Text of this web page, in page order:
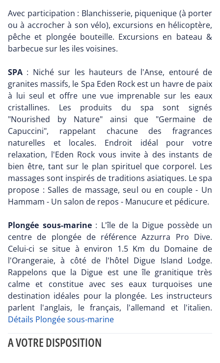
Avec participation : Blanchisserie, piquenique (à porter
ou à accrocher à son vélo), excursions en hélicoptère,
pêche et plongée bouteille. Excursions en bateau &
barbecue sur les iles voisines.
SPA : Niché sur les hauteurs de l'Anse, entouré de
granites massifs, le Spa Eden Rock est un havre de paix
à lui seul et offre une vue imprenable sur les eaux
cristallines. Les produits du spa sont signés
"Nourished by Nature" ainsi que "Germaine de
Capuccini", rappelant chacune des fragrances
naturelles et locales. Endroit idéal pour votre
relaxation, l'Eden Rock vous invite à des instants de
bien être, tant sur le plan spirituel que corporel. Les
massages sont inspirés de traditions asiatiques. Le spa
propose : Salles de massage, seul ou en couple - Un
Hammam - Un salon de repos - Manucure et pédicure.
Plongée sous-marine: L'île de la Digue possède un
centre de plongée de référence Azzurra Pro Dive.
Celui-ci se situe à environ 1.5 Km du Domaine de
l'Orangeraie, à côté de l'hôtel Digue Island Lodge.
Rappelons que la Digue est une île granitique très
calme et constitue avec ses eaux turquoises une
destination idéales pour la plongée. Les instructeurs
parlent l'anglais, le français, l'allemand et l'italien.
Détails Plongée sous-marine
A VOTRE DISPOSITION